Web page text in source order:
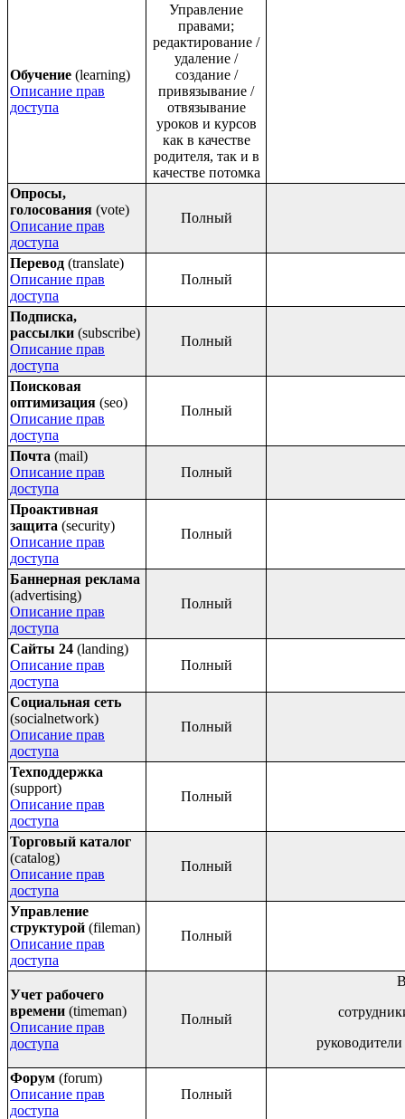
Обучение (learning)
Описание прав
доступа
Управление
правами;
редактирование /
удаление /
создание /
привязывание /
отвязывание
уроков и курсов
как в качестве
родителя, так и в
качестве потомка
Опросы,
голосования (vote)
Описание прав
доступа
Полный
Перевод (translate)
Описание прав
доступа
Полный
Подписка,
рассылки (subscribe)
Описание прав
доступа
Полный
Поисковая
оптимизация (seo)
Описание прав
доступа
Полный
Почта (mail)
Описание прав
доступа
Полный
Проактивная
защита (security)
Описание прав
доступа
Полный
Баннерная реклама
(advertising)
Описание прав
доступа
Полный
Сайты 24 (landing)
Описание прав
доступа
Полный
Социальная сеть
(socialnetwork)
Описание прав
доступа
Полный
Техподдержка
(support)
Описание прав
доступа
Полный
Торговый каталог
(catalog)
Описание прав
доступа
Полный
Управление
структурой (fileman)
Описание прав
доступа
Полный
Учет рабочего
времени (timeman)
Описание прав
доступа
Полный
Форум (forum)
Описание прав
доступа
Полный